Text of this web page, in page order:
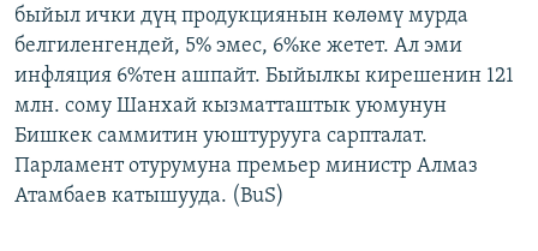
ЫҢГАЙСЫЗ СУРООЛОР
ЭЕ/АРнун бардык сайттары
быйыл ички дүң продукциянын көлөмү мурда
белгиленгендей, 5% эмес, 6%ке жетет. Ал эми
инфляция 6%тен ашпайт. Быйылкы кирешенин 121
млн. сому Шанхай кызматташтык уюмунун
Бишкек саммитин уюштурууга сарпталат.
Парламент отурумуна премьер министр Алмаз
Атамбаев катышууда. (BuS)